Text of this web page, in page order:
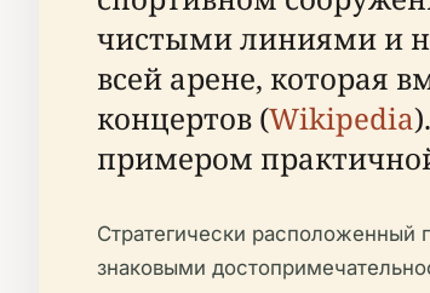
чистыми линиями и
всей арене, которая
концертов (Wikipedia
примером
Стратегически расположенный
знаковыми